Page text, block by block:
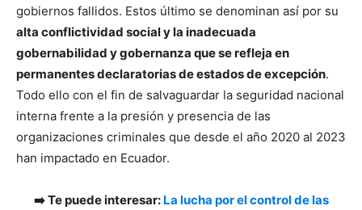
gobiernos fallidos. Estos último se denominan así por su
alta conflictividad social y la inadecuada
gobernabilidad y gobernanza que se refleja en
permanentes declaratorias de estados de excepción.
Todo ello con el fin de salvaguardar la seguridad nacional
interna frente a la presión y presencia de las
organizaciones criminales que desde el año 2020 al 2023
han impactado en Ecuador.
➡️ Te puede interesar: La lucha por el control de las